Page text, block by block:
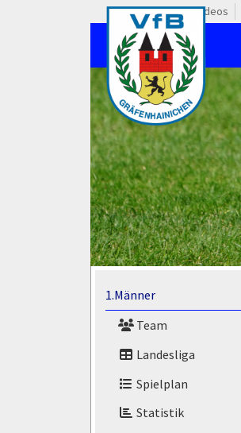
Videos
1.Männer
Team
Landesliga
Spielplan
Statistik